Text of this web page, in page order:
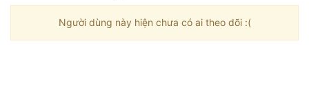
Người dùng này hiện chưa có ai theo dõi :(